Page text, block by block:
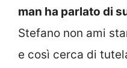
man ha parlato di
Stefano non ami
e così cerca di